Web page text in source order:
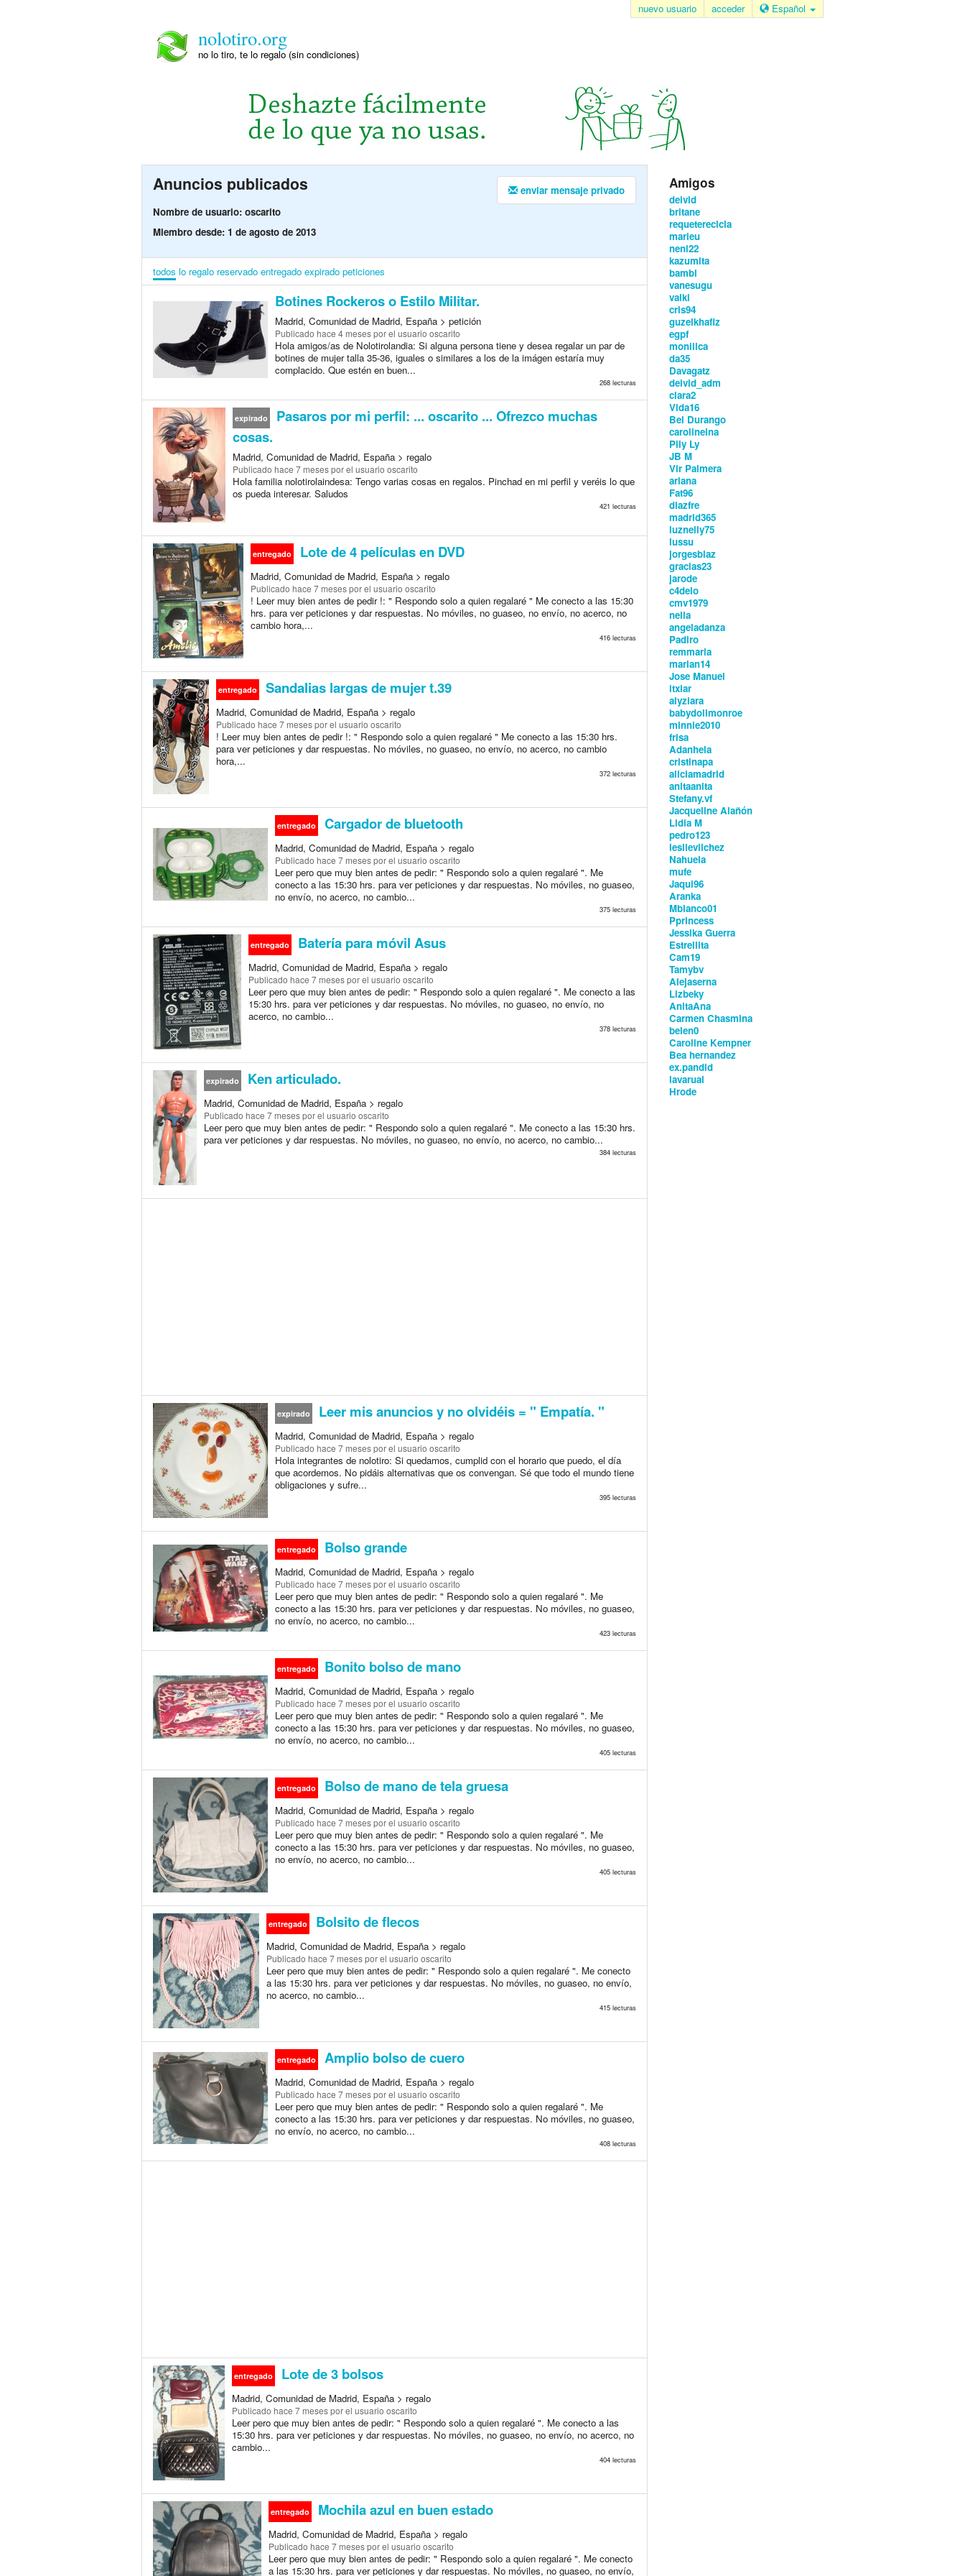
nuevo usuario acceder Español
nolotiro.org
no lo tiro, te lo regalo (sin condiciones)
enviar mensaje privado
Anuncios publicados
Nombre de usuario: oscarito
Miembro desde: 1 de agosto de 2013
todos lo regalo reservado entregado expirado peticiones
Botines Rockeros o Estilo Militar.
Madrid, Comunidad de Madrid, España > petición
Publicado hace 4 mesespor el usuario oscarito
Hola amigos/as de Nolotirolandia: Si alguna persona tiene y desea regalar un par de
botines de mujer talla 35-36, iguales o similares a los de la imágen estaría muy
complacido. Que estén en buen...
268 lecturas
expirado
Pasaros por mi perfil: ... oscarito ... Ofrezco muchas
cosas.
Madrid, Comunidad de Madrid, España > regalo
Publicado hace 7 mesespor el usuario oscarito
Hola familia nolotirolaindesa: Tengo varias cosas en regalos. Pinchad en mi perfil y veréis lo que
os pueda interesar. Saludos
421 lecturas
entregado Lote de 4 películas en DVD
Madrid, Comunidad de Madrid, España > regalo
Publicado hace 7 mesespor el usuario oscarito
! Leer muy bien antes de pedir !: " Respondo solo a quien regalaré " Me conecto a las 15:30
hrs. para ver peticiones y dar respuestas. No móviles, no guaseo, no envío, no acerco, no
cambio hora,...
416 lecturas
entregado Sandalias largas de mujer t.39
Madrid, Comunidad de Madrid, España > regalo
Publicado hace 7 mesespor el usuario oscarito
! Leer muy bien antes de pedir !: " Respondo solo a quien regalaré " Me conecto a las 15:30 hrs.
para ver peticiones y dar respuestas. No móviles, no guaseo, no envío, no acerco, no cambio
hora,...
372 lecturas
entregado Cargador de bluetooth
Madrid, Comunidad de Madrid, España > regalo
Publicado hace 7 mesespor el usuario oscarito
Leer pero que muy bien antes de pedir: " Respondo solo a quien regalaré ". Me
conecto a las 15:30 hrs. para ver peticiones y dar respuestas. No móviles, no guaseo,
no envío, no acerco, no cambio...
375 lecturas
entregado Batería para móvil Asus
Madrid, Comunidad de Madrid, España > regalo
Publicado hace 7 mesespor el usuario oscarito
Leer pero que muy bien antes de pedir: " Respondo solo a quien regalaré ". Me conecto a las
15:30 hrs. para ver peticiones y dar respuestas. No móviles, no guaseo, no envío, no
acerco, no cambio...
378 lecturas
expirado Ken articulado.
Madrid, Comunidad de Madrid, España > regalo
Publicado hace 7 mesespor el usuario oscarito
Leer pero que muy bien antes de pedir: " Respondo solo a quien regalaré ". Me conecto a las 15:30 hrs.
para ver peticiones y dar respuestas. No móviles, no guaseo, no envío, no acerco, no cambio...
384 lecturas
expirado Leer mis anuncios y no olvidéis = " Empatía. "
Madrid, Comunidad de Madrid, España > regalo
Publicado hace 7 mesespor el usuario oscarito
Hola integrantes de nolotiro: Si quedamos, cumplid con el horario que puedo, el día
que acordemos. No pidáis alternativas que os convengan. Sé que todo el mundo tiene
obligaciones y sufre...
395 lecturas
entregado Bolso grande
Madrid, Comunidad de Madrid, España > regalo
Publicado hace 7 mesespor el usuario oscarito
Leer pero que muy bien antes de pedir: " Respondo solo a quien regalaré ". Me
conecto a las 15:30 hrs. para ver peticiones y dar respuestas. No móviles, no guaseo,
no envío, no acerco, no cambio...
423 lecturas
entregado Bonito bolso de mano
Madrid, Comunidad de Madrid, España > regalo
Publicado hace 7 mesespor el usuario oscarito
Leer pero que muy bien antes de pedir: " Respondo solo a quien regalaré ". Me
conecto a las 15:30 hrs. para ver peticiones y dar respuestas. No móviles, no guaseo,
no envío, no acerco, no cambio...
405 lecturas
entregado Bolso de mano de tela gruesa
Madrid, Comunidad de Madrid, España > regalo
Publicado hace 7 mesespor el usuario oscarito
Leer pero que muy bien antes de pedir: " Respondo solo a quien regalaré ". Me
conecto a las 15:30 hrs. para ver peticiones y dar respuestas. No móviles, no guaseo,
no envío, no acerco, no cambio...
405 lecturas
entregado Bolsito de flecos
Madrid, Comunidad de Madrid, España > regalo
Publicado hace 7 mesespor el usuario oscarito
Leer pero que muy bien antes de pedir: " Respondo solo a quien regalaré ". Me conecto
a las 15:30 hrs. para ver peticiones y dar respuestas. No móviles, no guaseo, no envío,
no acerco, no cambio...
415 lecturas
entregado Amplio bolso de cuero
Madrid, Comunidad de Madrid, España > regalo
Publicado hace 7 mesespor el usuario oscarito
Leer pero que muy bien antes de pedir: " Respondo solo a quien regalaré ". Me
conecto a las 15:30 hrs. para ver peticiones y dar respuestas. No móviles, no guaseo,
no envío, no acerco, no cambio...
408 lecturas
entregado Lote de 3 bolsos
Madrid, Comunidad de Madrid, España > regalo
Publicado hace 7 mesespor el usuario oscarito
Leer pero que muy bien antes de pedir: " Respondo solo a quien regalaré ". Me conecto a las
15:30 hrs. para ver peticiones y dar respuestas. No móviles, no guaseo, no envío, no acerco, no
cambio...
404 lecturas
entregado Mochila azul en buen estado
Madrid, Comunidad de Madrid, España > regalo
Publicado hace 7 mesespor el usuario oscarito
Leer pero que muy bien antes de pedir: " Respondo solo a quien regalaré ". Me conecto
a las 15:30 hrs. para ver peticiones y dar respuestas. No móviles, no guaseo, no envío,
Amigos
deivid
britane
requeterecicla
marieu
neni22
kazumita
bambi
vanesugu
valki
cris94
guzelkhafiz
egpf
moniiica
da35
Davagatz
deivid_adm
clara2
Vida16
Bel Durango
carolineina
Pily Ly
JB M
Vir Palmera
ariana
Fat96
diazfre
madrid365
luznelly75
lussu
jorgesblaz
gracias23
jarode
c4delo
cmv1979
nella
angeladanza
Padiro
remmaria
marian14
Jose Manuel
itxiar
alyziara
babydollmonroe
minnie2010
frisa
Adanhela
cristinapa
aliciamadrid
anitaanita
Stefany.vf
Jacqueline Alañón
Lidia M
pedro123
leslievilchez
Nahuela
mufe
Jaqui96
Aranka
Mblanco01
Pprincess
Jessika Guerra
Estrellita
Cam19
Tamybv
Alejaserna
Lizbeky
AnitaAna
Carmen Chasmina
belen0
Caroline Kempner
Bea hernandez
ex.pandid
lavarual
Hrode